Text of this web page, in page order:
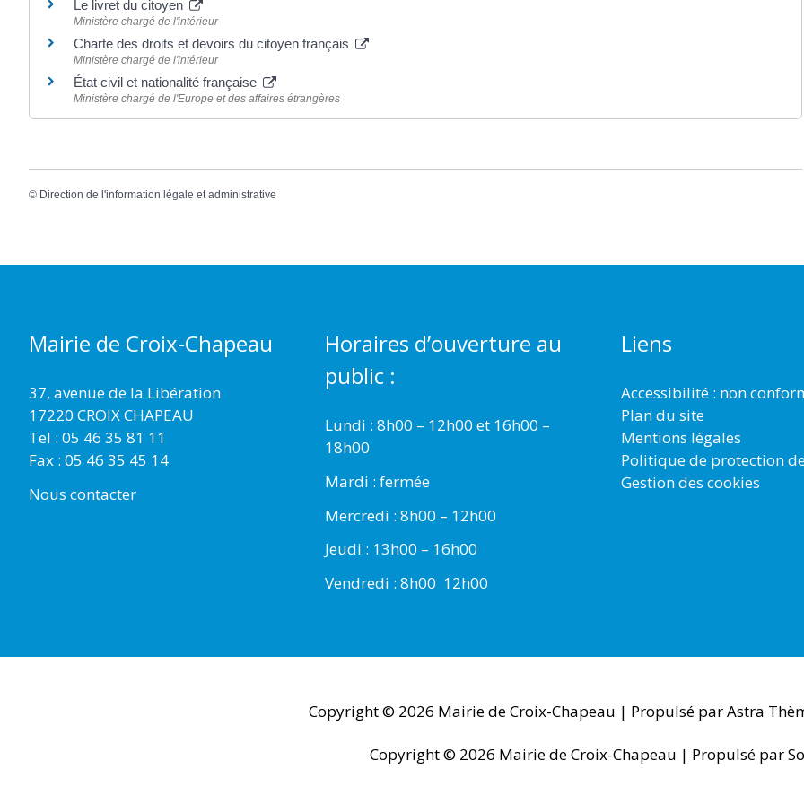
Le livret du citoyen
Ministère chargé de l'intérieur
Charte des droits et devoirs du citoyen français
Ministère chargé de l'intérieur
État civil et nationalité française
Ministère chargé de l'Europe et des affaires étrangères
© Direction de l'information légale et administrative
Mairie de Croix-Chapeau
37, avenue de la Libération
17220 CROIX CHAPEAU
Tel : 05 46 35 81 11
Fax : 05 46 35 45 14
Nous contacter
Horaires d’ouverture au
public :
Lundi : 8h00 – 12h00 et 16h00 –
18h00
Mardi : fermée
Mercredi : 8h00 – 12h00
Jeudi : 13h00 – 16h00
Vendredi : 8h00  12h00
Liens
Accessibilité : non
Plan du site
Mentions légales
Politique de protection
Gestion des cookies
Copyright © 2026 Mairie de Croix-Chapeau | Propulsé parAstra
Copyright © 2026 Mairie de Croix-Chapeau | Propulsé par